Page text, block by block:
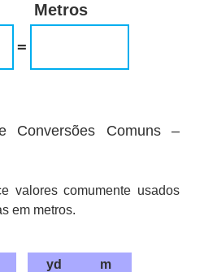
Metros
=
Conversões Comuns –
valores comumente usados
em metros.
yd
m